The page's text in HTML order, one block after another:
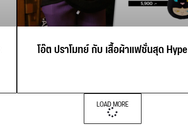
โอ๊ต ปราโมทย์ กับ เสื้อผ้าแฟชั่นสุด Hype
LOAD MORE